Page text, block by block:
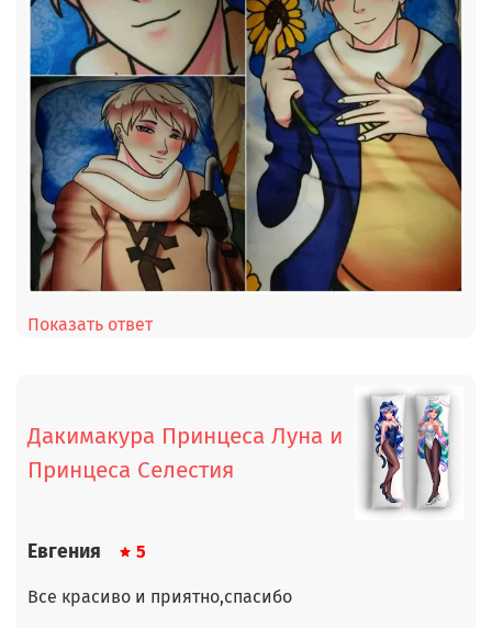
Показать ответ
Дакимакура Принцеса Луна и
Принцеса Селестия
Евгения 5
Все красиво и приятно,спасибо